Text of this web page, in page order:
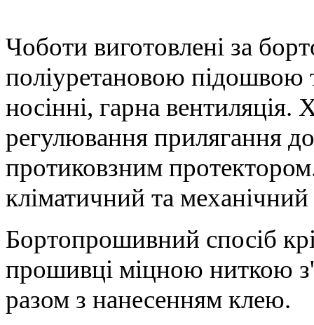
Чоботи виготовлені за
поліуретановою
носінні, гарна вентиляція.
регулювання прилягання
протиковзним
кліматичний та
Бортопрошивний спосіб
прошивці міцною ниткою
разом з нанесенням клею.